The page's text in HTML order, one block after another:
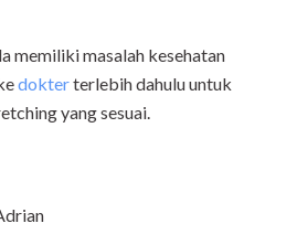
memiliki masalah kesehatan
dokterterlebih dahulu untuk
yang sesuai.